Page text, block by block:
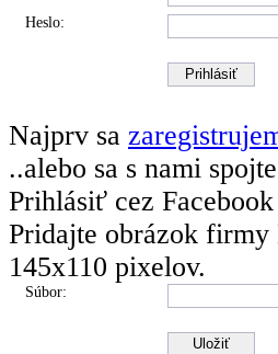
Heslo:
Najprv sa
..alebo sa s nami
Prihlásiť cez Facebook
Pridajte obrázok
145x110 pixelov.
Súbor: